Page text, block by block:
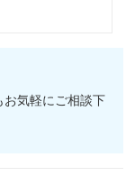
お気軽にご相談下